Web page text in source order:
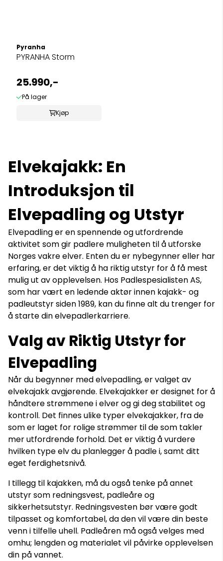
Pyranha
PYRANHA Storm
25.990,-
På lager
Kjøp
Elvekajakk: En
Introduksjon til
Elvepadling og Utstyr
Elvepadling er en spennende og utfordrende
aktivitet som gir padlere muligheten til å utforske
Norges vakre elver. Enten du er nybegynner eller har
erfaring, er det viktig å ha riktig utstyr for å få mest
mulig ut av opplevelsen. Hos Padlespesialisten AS,
som har vært en ledende aktør innen kajakk- og
padleutstyr siden 1989, kan du finne alt du trenger for
å starte din elvepadlerkarriere.
Valg av Riktig Utstyr for
Elvepadling
Når du begynner med elvepadling, er valget av
elvekajakk avgjørende. Elvekajakker er designet for å
håndtere strømmene i elver og gi deg stabilitet og
kontroll. Det finnes ulike typer elvekajakker, fra de
som er laget for rolige strømmer til de som takler
mer utfordrende forhold. Det er viktig å vurdere
hvilken type elv du planlegger å padle i, samt ditt
eget ferdighetsnivå.
I tillegg til kajakken, må du også tenke på annet
utstyr som redningsvest, padleåre og
sikkerhetsutstyr. Redningsvesten bør være godt
tilpasset og komfortabel, da den vil være din beste
venn i tilfelle uhell. Padleåren må også velges med
omhu; lengden og materialet vil påvirke opplevelsen
din på vannet.